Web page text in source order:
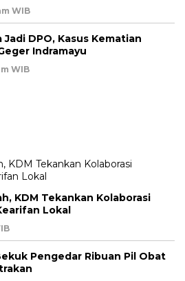
WIB
DPO, Kasus Kematian
Indramayu
WIB
KDM Tekankan Kolaborasi
Lokal
Pengedar Ribuan Pil Obat